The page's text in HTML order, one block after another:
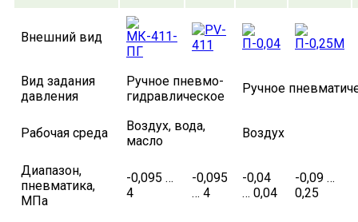
Внешний вид
Вид задания
давления
Ручное пневмо-
гидравлическое
Ручное
Рабочая среда
Воздух, вода,
масло
Воздух
Диапазон,
пневматика,
МПа
-0,095 …
4
-0,095
… 4
-0,04
… 0,04
-0,09 …
0,25